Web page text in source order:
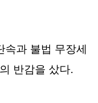
속과 불법 무장세
반감을 샀다.